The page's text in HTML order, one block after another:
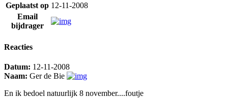
Geplaatst op 12-11-2008
Email
bijdrager
Reacties
Datum: 12-11-2008
Naam: Ger de Bie
En ik bedoel natuurlijk 8 november....foutje